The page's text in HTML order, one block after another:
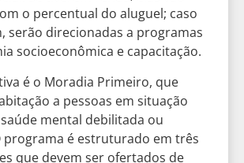
o percentual do aluguel; caso
serão direcionadas a programas
socioeconômica e capacitação.
é o Moradia Primeiro, que
a pessoas em situação
mental debilitada ou
programa é estruturado em três
que devem ser ofertados de